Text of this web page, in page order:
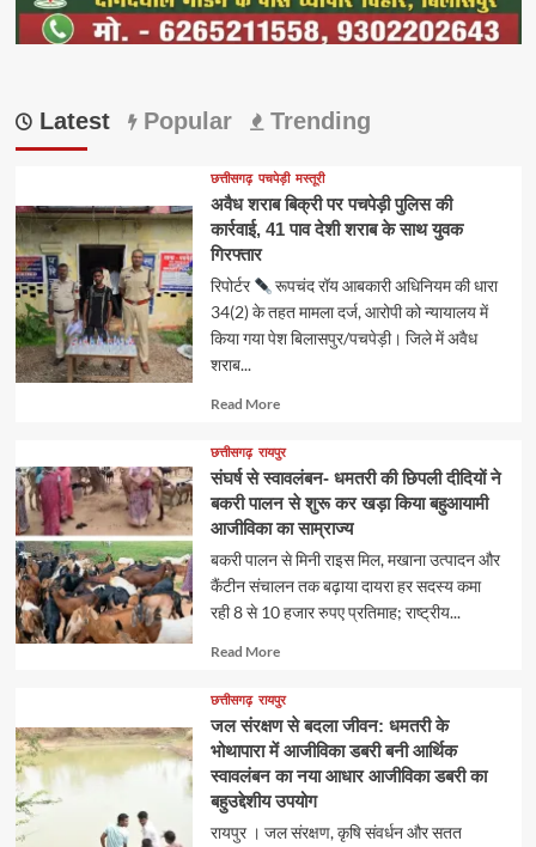
Latest Popular Trending
छत्तीसगढ़ पचपेड़ी मस्तूरी
अवैध शराब बिक्री पर पचपेड़ी पुलिस की
कार्रवाई, 41 पाव देशी शराब के साथ युवक
गिरफ्तार
रिपोर्टर
रूपचंद रॉय आबकारी अधिनियम की धारा
34(2) के तहत मामला दर्ज, आरोपी को न्यायालय में
किया गया पेश बिलासपुर/पचपेड़ी। जिले में अवैध
शराब...
Read MoreRead
about
छत्तीसगढ़ रायपुर
संघर्ष से स्वावलंबन- धमतरी की छिपली दीदियों ने
बकरी पालन से शुरू कर खड़ा किया बहुआयामी
आजीविका का साम्राज्य
​बकरी पालन से मिनी राइस मिल, मखाना उत्पादन और
कैंटीन संचालन तक बढ़ाया दायरा ​हर सदस्य कमा
रही 8 से 10 हजार रुपए प्रतिमाह; राष्ट्रीय...
Read MoreRead
about
छत्तीसगढ़ रायपुर
जल संरक्षण से बदला जीवन: धमतरी के
भोथापारा में आजीविका डबरी बनी आर्थिक
स्वावलंबन का नया आधार आजीविका डबरी का
बहुउद्देशीय उपयोग
रायपुर । जल संरक्षण, कृषि संवर्धन और सतत